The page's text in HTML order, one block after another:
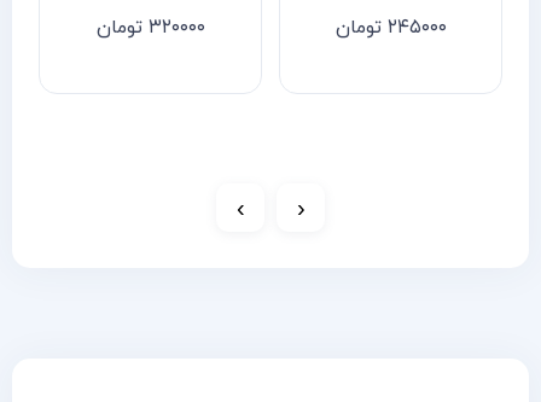
۲۴۵۰۰۰ تومان ۳۲۰۰۰۰ تومان
‹
›